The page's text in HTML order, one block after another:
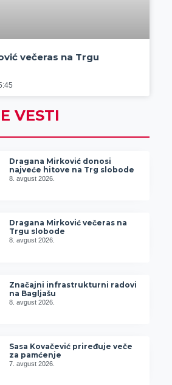
večeras na Trgu
VESTI
Dragana Mirković donosi
najveće hitove na Trg slobode
8. avgust 2026.
Dragana Mirković večeras na
Trgu slobode
8. avgust 2026.
Značajni infrastrukturni radovi
na Bagljašu
8. avgust 2026.
Sasa Kovačević priređuje veče
za pamćenje
7. avgust 2026.